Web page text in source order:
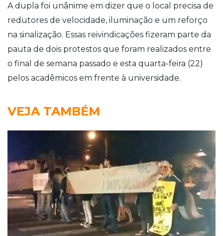
A dupla foi unânime em dizer que o local precisa de
redutores de velocidade, iluminação e um reforço
na sinalização. Essas reivindicações fizeram parte da
pauta de dois protestos que foram realizados entre
o final de semana passado e esta quarta-feira (22)
pelos acadêmicos em frente à universidade.
VEJA TAMBÉM